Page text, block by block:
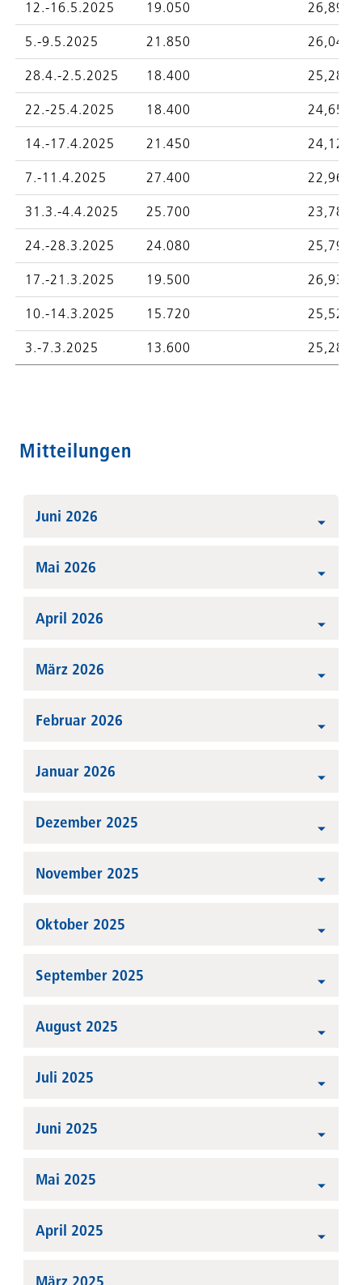
12.-16.5.2025 19.050 26,8997
5.-9.5.2025 21.850 26,0439
28.4.-2.5.2025 18.400 25,2878
22.-25.4.2025 18.400 24,6509
14.-17.4.2025 21.450 24,1262
7.-11.4.2025 27.400 22,9666
31.3.-4.4.2025 25.700 23,7859
24.-28.3.2025 24.080 25,7923
17.-21.3.2025 19.500 26,9368
10.-14.3.2025 15.720 25,5259
3.-7.3.2025 13.600 25,2885
Mitteilungen
Juni 2026
Mai 2026
April 2026
März 2026
Februar 2026
Januar 2026
Dezember 2025
November 2025
Oktober 2025
September 2025
August 2025
Juli 2025
Juni 2025
Mai 2025
April 2025
März 2025